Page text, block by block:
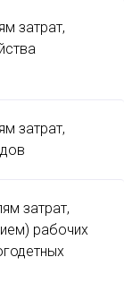
затрат,
затрат,
затрат,
рабочих